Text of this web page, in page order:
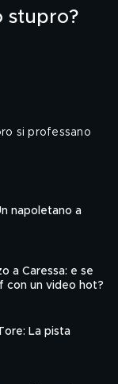
stupro?
si professano
napoletano a
a Caressa: e se
con un video hot?
La pista